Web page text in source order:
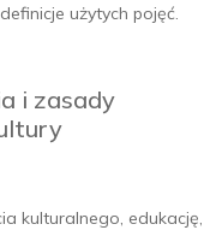
użytych pojęć.
i zasady
kulturalnego, edukację,